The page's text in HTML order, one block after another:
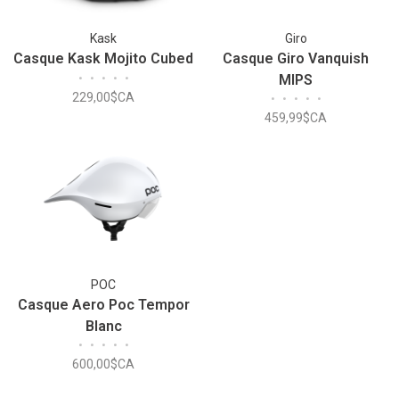
Kask
Casque Kask Mojito Cubed
• • • • •
229,00$CA
Giro
Casque Giro Vanquish
MIPS
• • • • •
459,99$CA
POC
Casque Aero Poc Tempor
Blanc
• • • • •
600,00$CA